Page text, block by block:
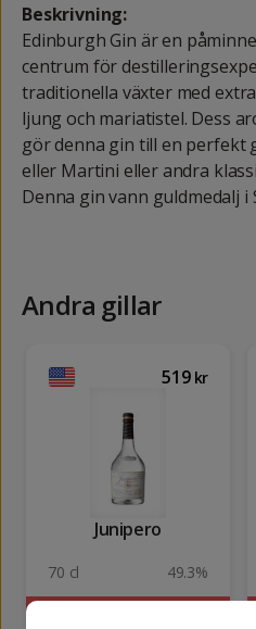
Beskrivning:
Edinburgh Gin är en
centrum för
traditionella växter med
ljung och mariatistel. Dess
gör denna gin till en perfekt
eller Martini eller andra
Denna gin vann guldmedalj i
Andra gillar
519 kr
Junipero
70 cl 49.3%